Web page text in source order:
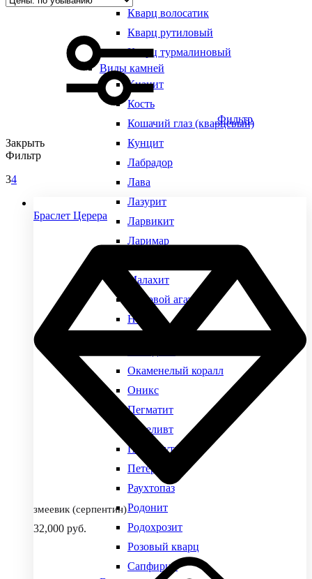
Кварц волосатик
Кварц рутиловый
Кварц турмалиновый
Виды камней
Кианит
Кость
Кошачий глаз (кварцевый)
Кунцит
Лабрадор
Лава
Лазурит
Ларвикит
Ларимар
Малахит
Моховой агат
Нефрит
Окаменелый коралл
Оникс
Пегматит
Переливт
Перламутр
Петерсит
Раухтопаз
Родонит
Родохрозит
Розовый кварц
Сапфирин
Фильтр
Закрыть
Фильтр
34
Браслет Церера
змеевик (серпентин)
32,000 руб.